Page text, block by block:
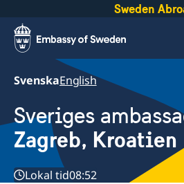
Sweden
SvenskaEnglish
Sveriges
Zagreb, Kroatien
Lokal tid08:52